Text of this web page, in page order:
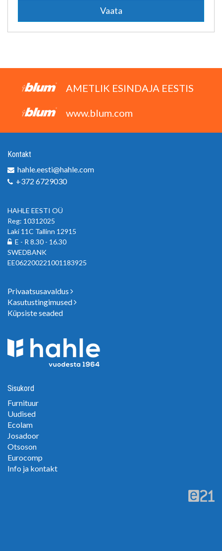
Vaata
AMETLIK ESINDAJA EESTIS
www.blum.com
Kontakt
hahle.eesti@hahle.com
+372 6729030
HAHLE EESTI OÜ
Reg: 10312025
Laki 11C Tallinn 12915
E - R 8.30 - 16.30
SWEDBANK
EE062200221001183925
Privaatsusavaldus
Kasutustingimused
Küpsiste seaded
Sisukord
Furnituur
Uudised
Ecolam
Josadoor
Otsoson
Eurocomp
Info ja kontakt